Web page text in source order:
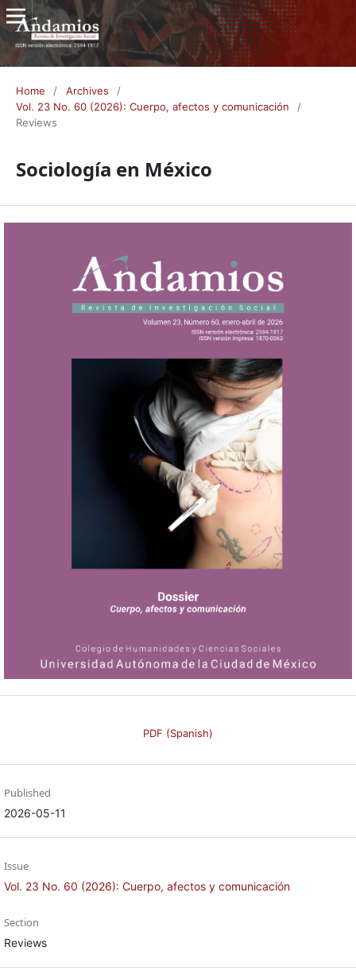
Home / Archives
/
Vol. 23 No. 60 (2026): Cuerpo, afectos y comunicación
/
Reviews
Sociología en México
PDF (Spanish)
Published
2026-05-11
Issue
Vol. 23 No. 60 (2026): Cuerpo, afectos y comunicación
Section
Reviews